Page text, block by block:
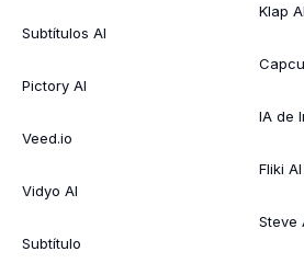
Subtítulos AI
Pictory AI
Veed.io
Vidyo AI
Subtítulo
Klap AI
IA de
Fliki AI
Steve